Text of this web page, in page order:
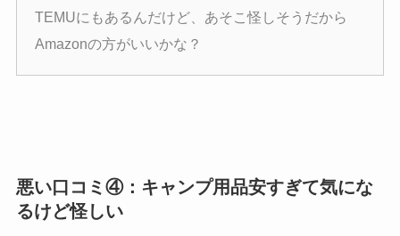
TEMUにもあるんだけど、あそこ怪しそうだから
Amazonの方がいいかな？
悪い口コミ④：キャンプ用品安すぎて気にな
るけど怪しい